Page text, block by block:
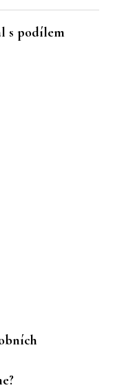
s podílem